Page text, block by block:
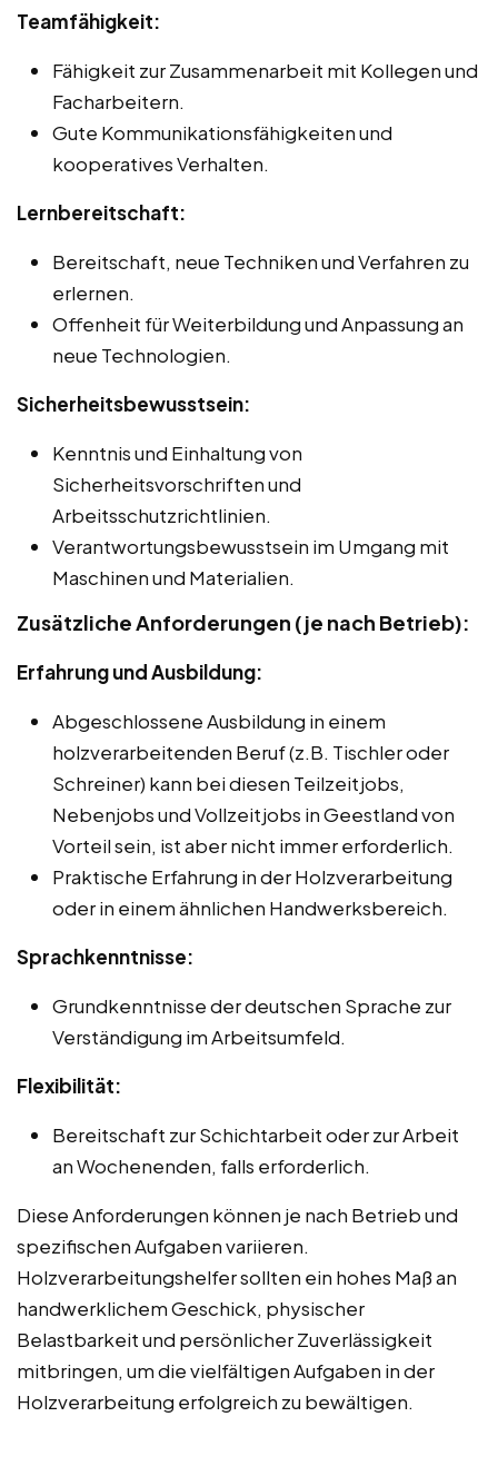
Teamfähigkeit:
Fähigkeit zur Zusammenarbeit mit Kollegen und
Facharbeitern.
Gute Kommunikationsfähigkeiten und
kooperatives Verhalten.
Lernbereitschaft:
Bereitschaft, neue Techniken und Verfahren zu
erlernen.
Offenheit für Weiterbildung und Anpassung an
neue Technologien.
Sicherheitsbewusstsein:
Kenntnis und Einhaltung von
Sicherheitsvorschriften und
Arbeitsschutzrichtlinien.
Verantwortungsbewusstsein im Umgang mit
Maschinen und Materialien.
Zusätzliche Anforderungen (je nach Betrieb):
Erfahrung und Ausbildung:
Abgeschlossene Ausbildung in einem
holzverarbeitenden Beruf (z.B. Tischler oder
Schreiner) kann bei diesen Teilzeitjobs,
Nebenjobs und Vollzeitjobs in Geestland von
Vorteil sein, ist aber nicht immer erforderlich.
Praktische Erfahrung in der Holzverarbeitung
oder in einem ähnlichen Handwerksbereich.
Sprachkenntnisse:
Grundkenntnisse der deutschen Sprache zur
Verständigung im Arbeitsumfeld.
Flexibilität:
Bereitschaft zur Schichtarbeit oder zur Arbeit
an Wochenenden, falls erforderlich.
Diese Anforderungen können je nach Betrieb und
spezifischen Aufgaben variieren.
Holzverarbeitungshelfer sollten ein hohes Maß an
handwerklichem Geschick, physischer
Belastbarkeit und persönlicher Zuverlässigkeit
mitbringen, um die vielfältigen Aufgaben in der
Holzverarbeitung erfolgreich zu bewältigen.